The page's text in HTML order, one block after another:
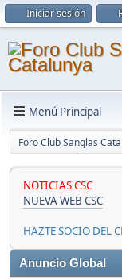
Iniciar sesión
Menú Principal
Foro Club Sanglas
NOTICIAS CSC
NUEVA WEB CSC
HAZTE SOCIO DEL
Anuncio Global